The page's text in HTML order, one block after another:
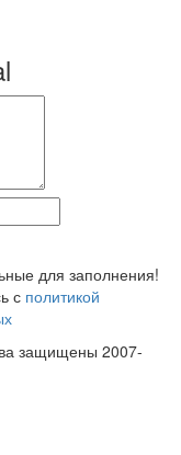
для заполнения!
с политикой
защищены 2007-